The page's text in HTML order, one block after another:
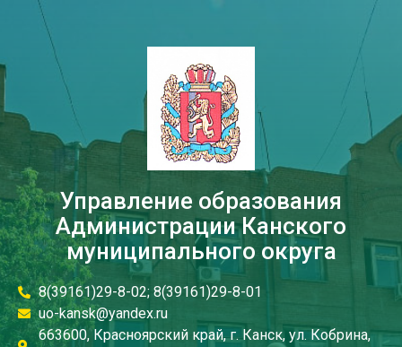
Управление образования
Администрации Канского
муниципального округа
8(39161)29-8-02; 8(39161)29-8-01
uo-kansk@yandex.ru
663600, Красноярский край, г. Канск, ул. Кобрина,